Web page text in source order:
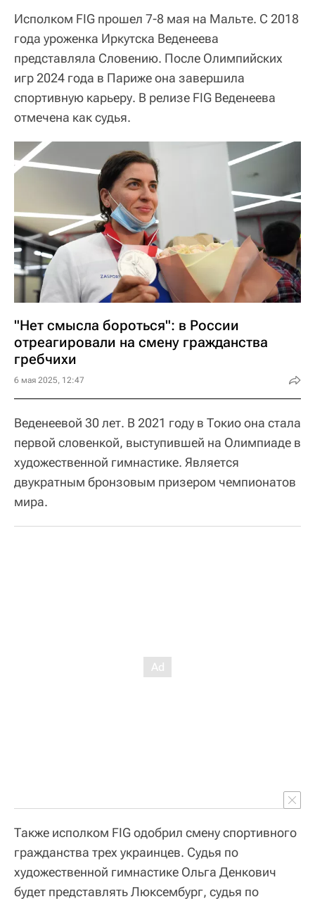
Исполком FIG прошел 7-8 мая на Мальте. С 2018
года уроженка Иркутска Веденеева
представляла Словению. После Олимпийских
игр 2024 года в Париже она завершила
спортивную карьеру. В релизе FIG Веденеева
отмечена как судья.
"Нет смысла бороться": в России
отреагировали на смену гражданства
гребчихи
6 мая 2025, 12:47
Веденеевой 30 лет. В 2021 году в Токио она стала
первой словенкой, выступившей на Олимпиаде в
художественной гимнастике. Является
двукратным бронзовым призером чемпионатов
мира.
Также исполком FIG одобрил смену спортивного
гражданства трех украинцев. Судья по
художественной гимнастике Ольга Денкович
будет представлять Люксембург, судья по